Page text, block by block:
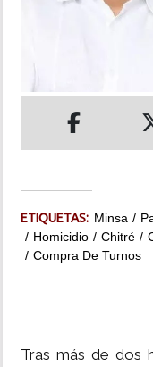
MULTIMEDIA
ETIQUETAS: Minsa
Homicidio
Chitré
Compra De Turnos
Tras más de dos